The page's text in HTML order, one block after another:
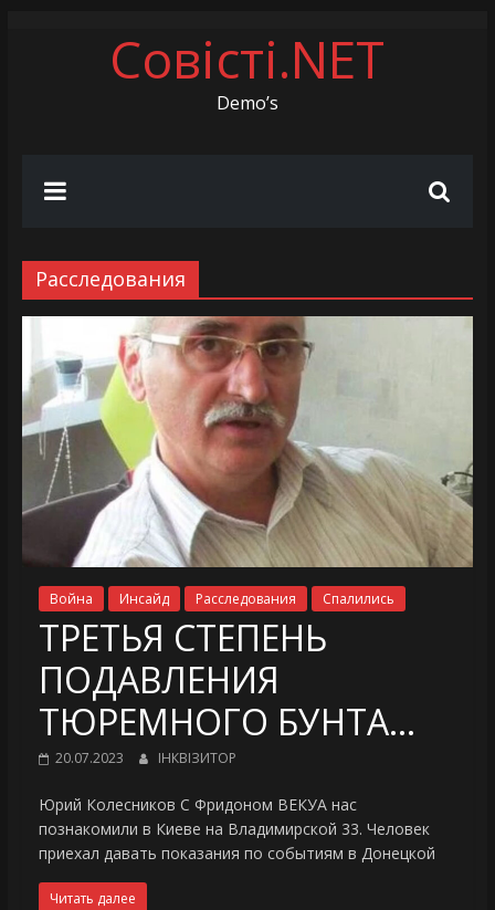
Совісті.NET
Demo’s
Расследования
Война Инсайд Расследования Спалились
ТРЕТЬЯ СТЕПЕНЬ
ПОДАВЛЕНИЯ
ТЮРЕМНОГО БУНТА…
20.07.2023 ІНКВІЗИТОР
Юрий Колесников С Фридоном ВЕКУА нас
познакомили в Киеве на Владимирской 33. Человек
приехал давать показания по событиям в Донецкой
Читать далее